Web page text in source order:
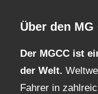
Über den
Der MGCC ist
der Welt.
Fahrer in